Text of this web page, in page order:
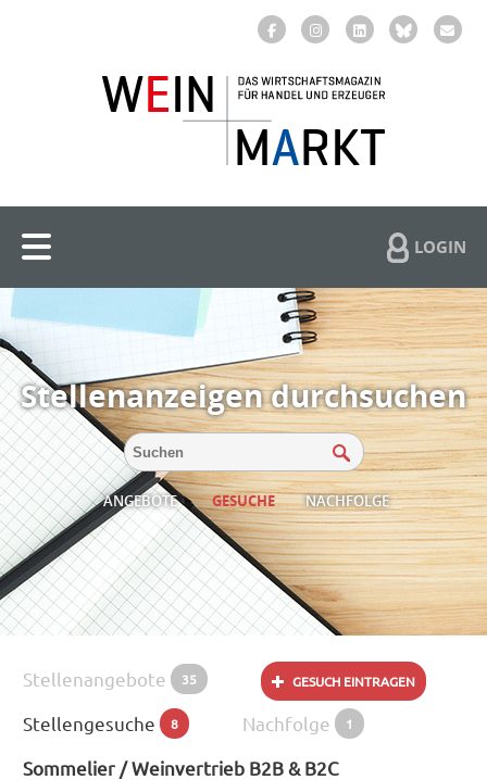
LOGIN
Stellenanzeigen durchsuchen
ANGEBOTE GESUCHE NACHFOLGE
Stellenangebote 35
Stellengesuche 8 Nachfolge 1
GESUCH EINTRAGEN
Sommelier / Weinvertrieb B2B & B2C